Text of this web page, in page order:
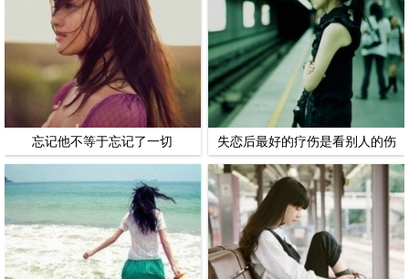
忘记他不等于忘记了一切
失恋后最好的疗伤是看别人的伤
感